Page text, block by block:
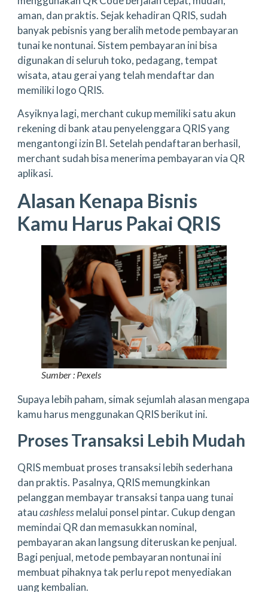
aman, dan praktis. Sejak kehadiran QRIS, sudah
banyak pebisnis yang beralih metode pembayaran
tunai ke nontunai. Sistem pembayaran ini bisa
digunakan di seluruh toko, pedagang, tempat
wisata, atau gerai yang telah mendaftar dan
memiliki logo QRIS.
Asyiknya lagi, merchant cukup memiliki satu akun
rekening di bank atau penyelenggara QRIS yang
mengantongi izin BI​. Setelah pendaftaran berhasil,
merchant sudah bisa menerima pembayaran via QR
aplikasi.
Alasan Kenapa Bisnis
Kamu Harus Pakai QRIS
Sumber : Pexels
Supaya lebih paham, simak sejumlah alasan mengapa
kamu harus menggunakan QRIS berikut ini.
Proses Transaksi Lebih Mudah
QRIS membuat proses transaksi lebih sederhana
dan praktis. Pasalnya, QRIS memungkinkan
pelanggan membayar transaksi tanpa uang tunai
ataucashlessmelalui ponsel pintar. Cukup dengan
memindai QR dan memasukkan nominal,
pembayaran akan langsung diteruskan ke penjual.
Bagi penjual, metode pembayaran nontunai ini
membuat pihaknya tak perlu repot menyediakan
uang kembalian.